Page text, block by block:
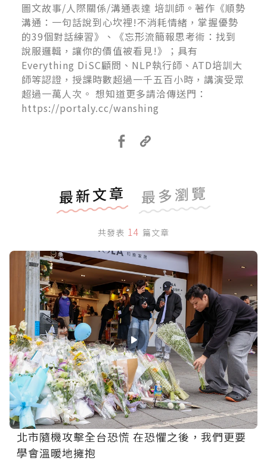
圖文故事/人際關係/溝通表達 培訓師。著作《順勢
溝通：一句話說到心坎裡!不消耗情緒，掌握優勢
的39個對話練習》、《忘形流簡報思考術：找到
說服邏輯，讓你的價值被看見!》；具有
Everything DiSC顧問、NLP執行師、ATD培訓大
師等認證，授課時數超過一千五百小時，講演受眾
超過一萬人次。 想知道更多請洽傳送門：
https://portaly.cc/wanshing
最新文章 最多瀏覽
共發表 14 篇文章
北市隨機攻擊全台恐慌 在恐懼之後，我們更要
學會溫暖地擁抱